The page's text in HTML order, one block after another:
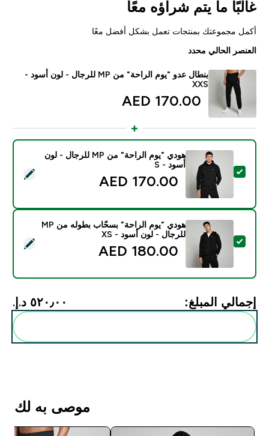
غالبًا ما يتم شراؤه معًا
أكمل مجموعتك بمنتجات تعمل بشكل أفضل معًا
العنصر الحالي محدد
بنطال عدو "يوم الراحة" من MP للرجال - لون أسود -
XXS
170.00 AED‎
تحديد هذا المنتج - هودي "يوم الراحة" من MP للرجال - لون أسود - S
هودي "يوم الراحة" من MP للرجال - لون
أسود - S
170.00 AED‎
تحديد هذا المنتج - هودي "يوم الراحة" بسحّاب بطوله من MP للرجال - لون أسود - XS
هودي "يوم الراحة" بسحّاب بطوله من MP
للرجال - لون أسود - XS
180.00 AED‎
إجمالي المبلغ: ٥٢٠٫٠٠ د.إ.‏‎
موصى به لك